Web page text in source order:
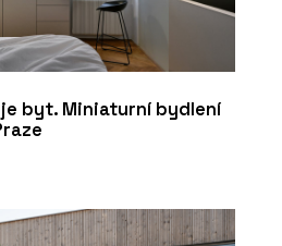
byt. Miniaturní bydlení